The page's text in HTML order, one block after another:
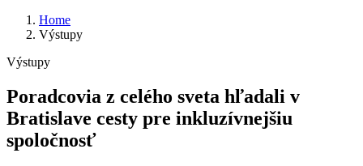
Home
Výstupy
Výstupy
Poradcovia z celého sveta hľadali v
Bratislave cesty pre inkluzívnejšiu
spoločnosť